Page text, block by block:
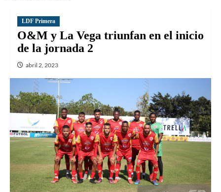
LDF Primera
O&M y La Vega triunfan en el inicio
de la jornada 2
abril 2, 2023